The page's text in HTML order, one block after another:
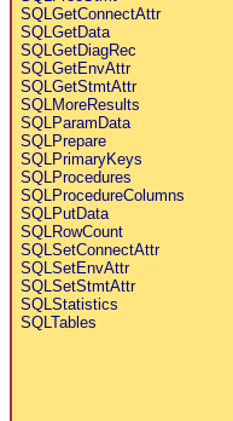
SQLGetConnectAttr
SQLGetData
SQLGetDiagRec
SQLGetEnvAttr
SQLGetStmtAttr
SQLMoreResults
SQLParamData
SQLPrepare
SQLPrimaryKeys
SQLProcedures
SQLProcedureColumns
SQLPutData
SQLRowCount
SQLSetConnectAttr
SQLSetEnvAttr
SQLSetStmtAttr
SQLStatistics
SQLTables